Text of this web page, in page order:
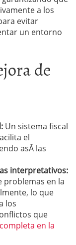
a los
evitar
un entorno
de
Un sistema fiscal
el
asÃ­ las
interpretativos:
problemas en la
lo que
los
que
en la